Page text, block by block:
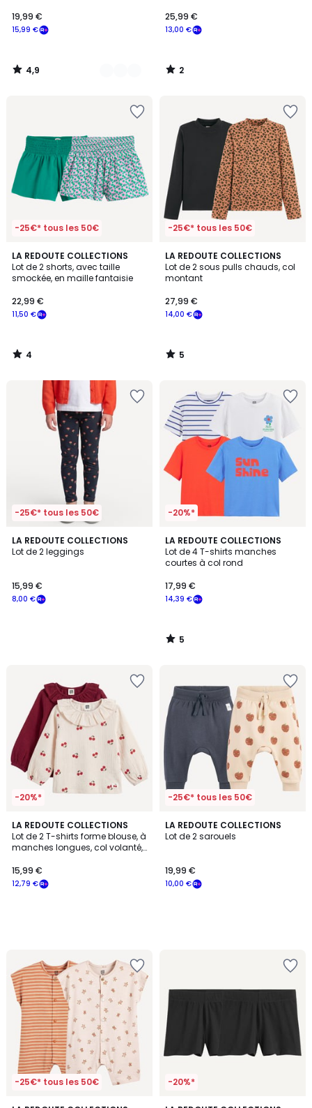
15,99 €
19,99 €
4,9
/
13,00 €
25,99 €
2
/
-25€* tous les 50€
LA REDOUTE COLLECTIONS
Lot de 2 shorts, avec taille
smockée, en maille fantaisie
11,50 €
22,99 €
4
/
5
4
/
-25€* tous les 50€
LA REDOUTE COLLECTIONS
Lot de 2 sous pulls chauds, col
montant
14,00 €
27,99 €
5
/
5
5
/
-25€* tous les 50€
LA REDOUTE COLLECTIONS
Lot de 2 leggings
8,00 €
15,99 €
-20%*
LA REDOUTE COLLECTIONS
Lot de 4 T-shirts manches
courtes à col rond
14,39 €
17,99 €
5
/
5
5
/
-20%*
LA REDOUTE COLLECTIONS
Lot de 2 T-shirts forme blouse, à
manches longues, col volanté,
12,79 €
15,99 €
-25€* tous les 50€
LA REDOUTE COLLECTIONS
Lot de 2 sarouels
10,00 €
19,99 €
-25€* tous les 50€ -20%*